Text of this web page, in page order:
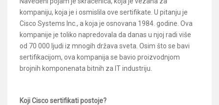
kompaniju, koja je i osmislila ove sertifikate. U pitanju je
Cisco Systems Inc., a koja je osnovana 1984. godine. Ova
kompanije je toliko napredovala da danas u njoj radi više
od 70 000 ljudi iz mnogih država sveta. Osim što se bavi
sertifikacijom, ova kompanija se bavio proizvodnjom
brojnih komponenata bitnih za IT industriju.
Koji Cisco sertifikati postoje?